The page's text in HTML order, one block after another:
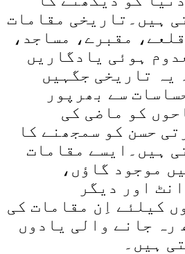
ہیں۔تاریخی مقامات
مقبرے، مساجد،
ہوئی یادگاریں
یہ تاریخی جگہیں
سے بھرپور
کو ماضی کی
حسن کو سمجھنے کا
ہیں۔ایسے مقامات
موجود گاؤں،
اور دیگر
کیلئے اِن مقامات کی
رہ جانے والی یادوں
ہیں۔